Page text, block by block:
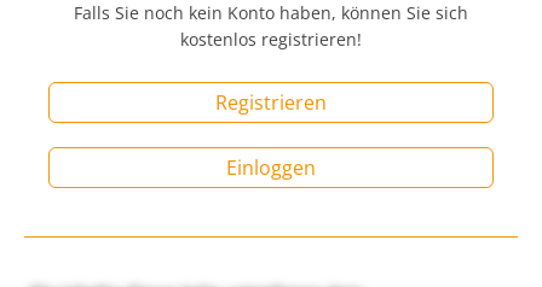
Falls Sie noch kein Konto haben, können Sie sich
kostenlos registrieren!
Registrieren
Einloggen